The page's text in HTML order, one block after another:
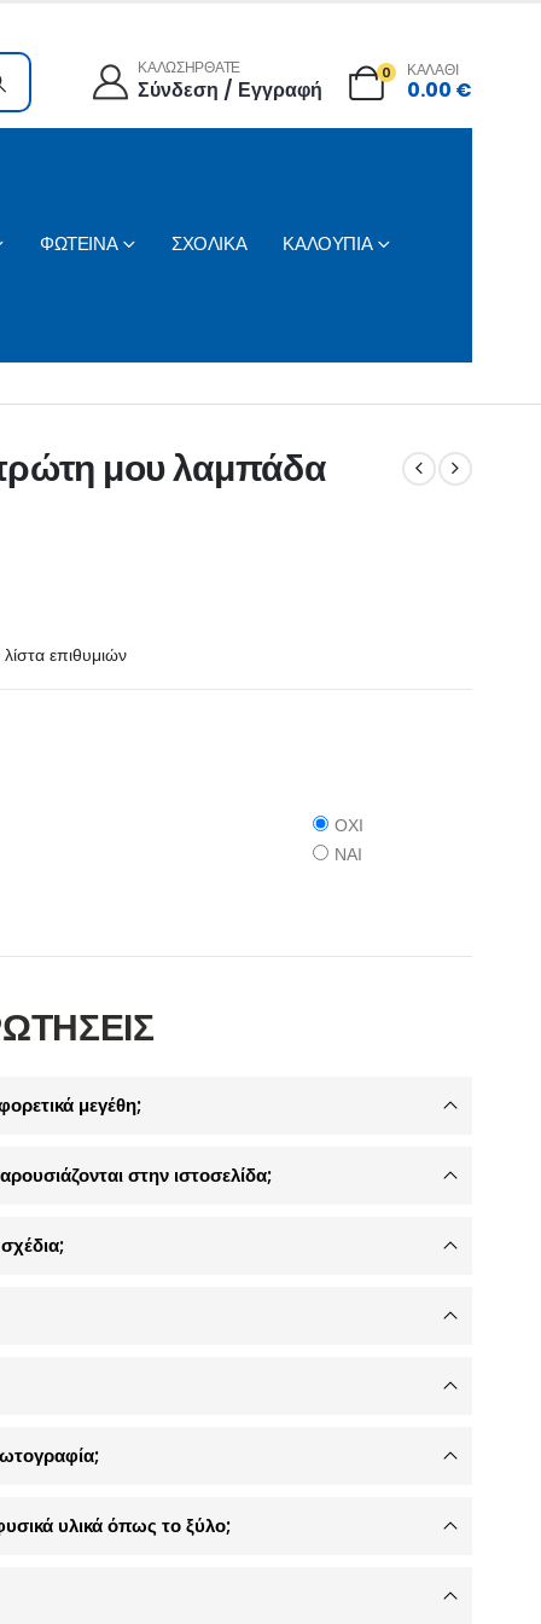
ΚΑΛΩΣΗΡΘΑΤΕ
Σύνδεση / Εγγραφή
0 ΚΑΛΑΘΙ
0.00 €
ΦΩΤΕΙΝΑ ΣΧΟΛΙΚΑ ΚΑΛΟΥΠΙΑ
μου λαμπάδα
επιθυμιών
ΟΧΙ
ΝΑΙ
μεγέθη;
στην ιστοσελίδα;
υλικά όπως το ξύλο;